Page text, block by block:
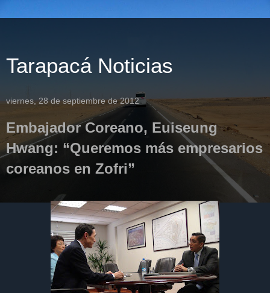
Tarapacá Noticias
viernes, 28 de septiembre de 2012
Embajador Coreano, Euiseung
Hwang: “Queremos más empresarios
coreanos en Zofri”